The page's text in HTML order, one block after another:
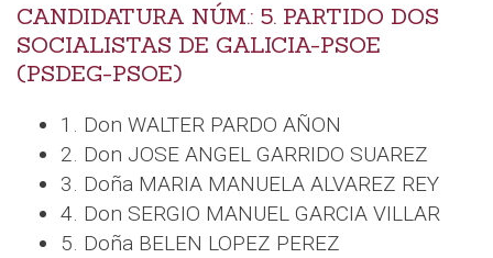
CANDIDATURA NÚM.: 5. PARTIDO DOS
SOCIALISTAS DE GALICIA-PSOE
(PSDEG-PSOE)
1. Don WALTER PARDO AÑON
2. Don JOSE ANGEL GARRIDO SUAREZ
3. Doña MARIA MANUELA ALVAREZ REY
4. Don SERGIO MANUEL GARCIA VILLAR
5. Doña BELEN LOPEZ PEREZ